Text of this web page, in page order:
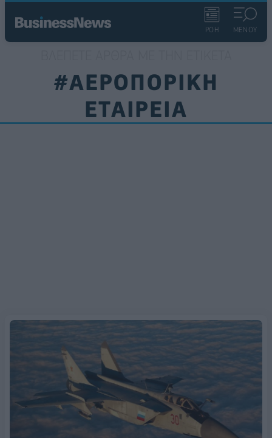
ΡΟΗ ΜΕΝΟΥ
#ΑΕΡΟΠΟΡΙΚΗ
ΕΤΑΙΡΕΙΑ